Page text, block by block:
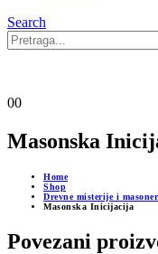
Search
00
Masonska
Home
Shop
Drevne misterije i
Masonska Inicijacija
Povezani